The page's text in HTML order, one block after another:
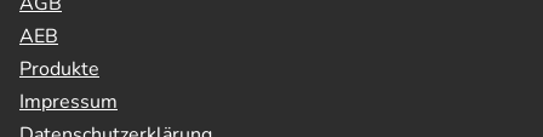
AEB
Produkte
Impressum